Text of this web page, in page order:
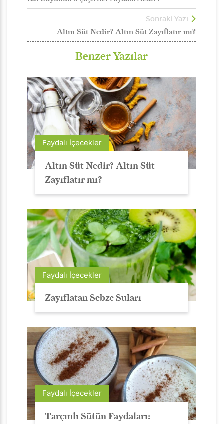
Sonraki Yazı
Altın Süt Nedir? Altın Süt Zayıflatır mı?
Benzer Yazılar
Faydalı İçecekler
Altın Süt Nedir? Altın Süt
Zayıflatır mı?
Faydalı İçecekler
Zayıflatan Sebze Suları
Faydalı İçecekler
Tarçınlı Sütün Faydaları: